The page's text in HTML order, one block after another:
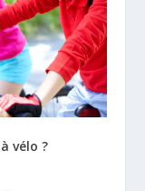
vélo ?